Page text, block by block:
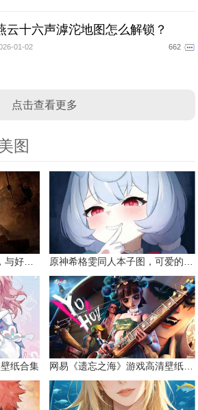
云十六声滹沱地图怎么解锁？
01-02 662
点击查看更多
图
小小梦魇3高清壁纸精选，与好友一同面对恐惧 原神希格雯同人本子图，可爱的双马尾
纸合集 网易《遗忘之海》游戏高清壁纸精选